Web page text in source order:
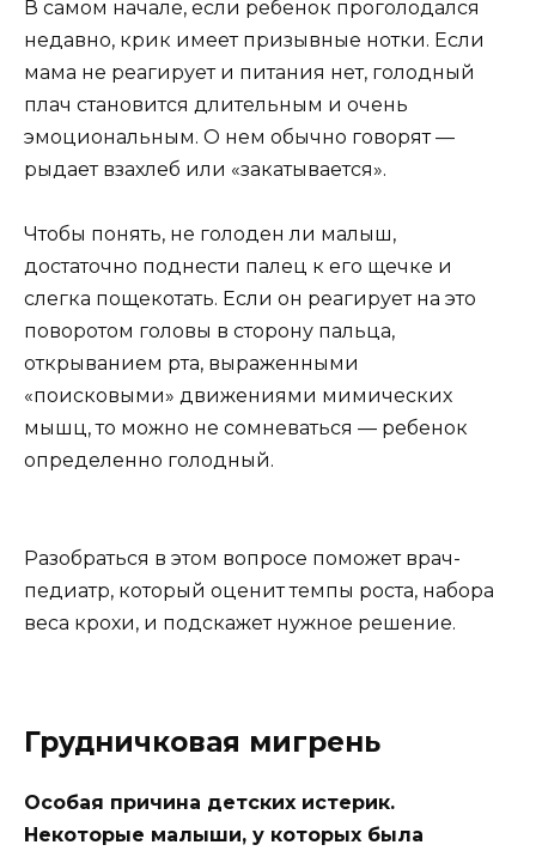
В самом начале, если ребенок проголодался
недавно, крик имеет призывные нотки. Если
мама не реагирует и питания нет, голодный
плач становится длительным и очень
эмоциональным. О нем обычно говорят —
рыдает взахлеб или «закатывается».
Чтобы понять, не голоден ли малыш,
достаточно поднести палец к его щечке и
слегка пощекотать. Если он реагирует на это
поворотом головы в сторону пальца,
открыванием рта, выраженными
«поисковыми» движениями мимических
мышц, то можно не сомневаться — ребенок
определенно голодный.
Разобраться в этом вопросе поможет врач-
педиатр, который оценит темпы роста, набора
веса крохи, и подскажет нужное решение.
Грудничковая мигрень
Особая причина детских истерик.
Некоторые малыши, у которых была